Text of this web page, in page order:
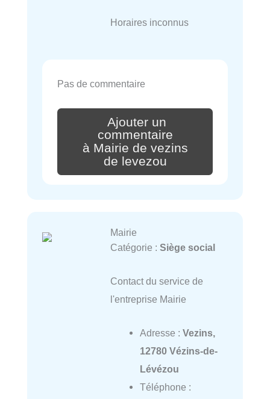
Horaires inconnus
Pas de commentaire
Ajouter un
commentaire
à Mairie de vezins
de levezou
Mairie
Catégorie : Siège social
Contact du service de
l'entreprise Mairie
Adresse : Vezins,
12780 Vézins-de-
Lévézou
Téléphone :